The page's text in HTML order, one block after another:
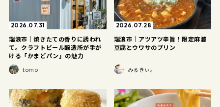
2026.07.31
瑞浪市｜焼きたての香りに誘われ
て。クラフトビール醸造所が手が
ける「かまどパン」の魅力
tomo
2026.07.28
瑞浪市｜アツアツ辛旨！限定麻婆
豆腐とウワサのプリン
みるきぃ。